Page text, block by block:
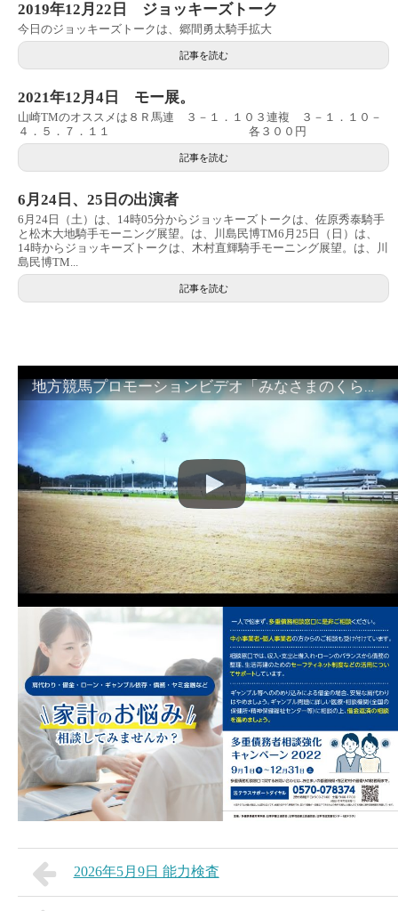
2019年12月22日 ジョッキーズトーク
今日のジョッキーズトークは、郷間勇太騎手拡大
記事を読む
2021年12月4日 モー展。
山崎TMのオススメは８Ｒ馬連 ３－１．１０３連複 ３－１．１０－
４．５．７．１１ 各３００円
記事を読む
6月24日、25日の出演者
6月24日（土）は、14時05分からジョッキーズトークは、佐原秀泰騎手
と松木大地騎手モーニング展望。は、川島民博TM6月25日（日）は、
14時からジョッキーズトークは、木村直輝騎手モーニング展望。は、川
島民博TM...
記事を読む
地方競馬プロモーションビデオ「みなさまのくらしのために」30秒篇｜NAR公式
2026年5月9日 能力検査